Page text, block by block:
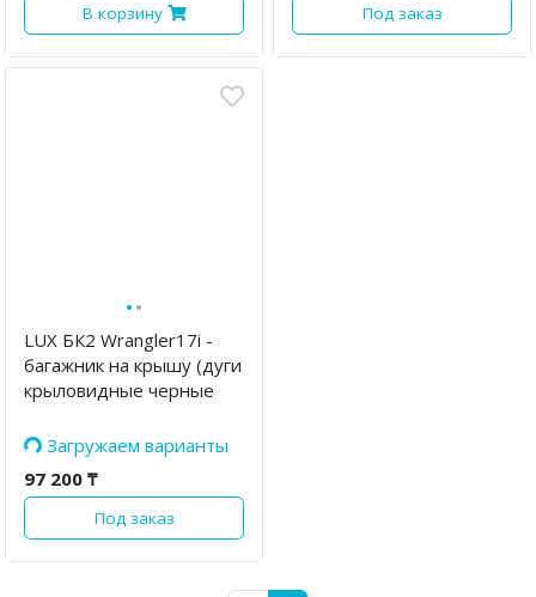
В корзину Под заказ
··
LUX БК2 Wrangler17i -
багажник на крышу (дуги
крыловидные черные
Загружаем варианты
97 200 ₸
Под заказ